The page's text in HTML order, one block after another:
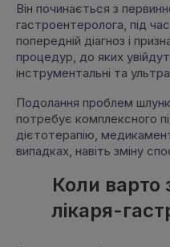
Він починається з
гастроентеролога, під
попередній діагноз і
процедур, до яких
інструментальні та
Подолання проблем
потребує комплексного
дієтотерапію,
випадках, навіть зміну
Коли варто
лікаря-